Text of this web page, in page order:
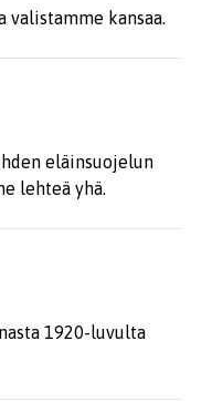
kansaa.
eläinsuojelun
lehteä yhä.